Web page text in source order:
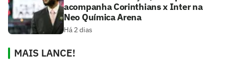
acompanha Corinthians x Inter na
Neo Química Arena
Há 2 dias
MAIS LANCE!